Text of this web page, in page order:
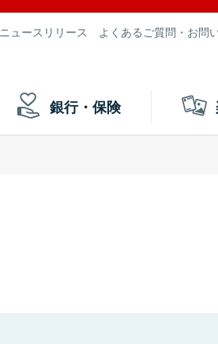
ニュースリリース よくあるご質問・お問
銀行・保険